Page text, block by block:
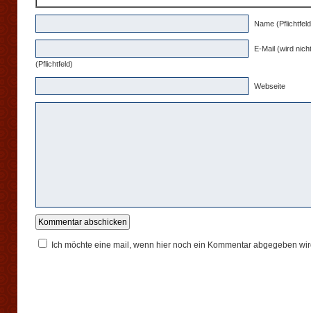
Name
E-Mail (wird
(Pflichtfeld)
Webseite
Ich möchte eine mail, wenn hier noch ein Kommentar abgegeben